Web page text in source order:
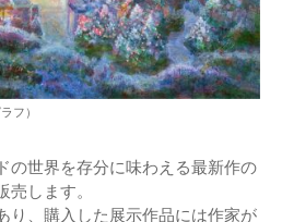
フ）
の世界を存分に味わえる最新作の
売します。
り、購入した展示作品には作家が